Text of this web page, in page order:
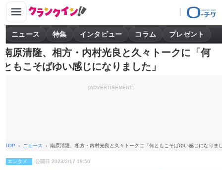
ニュース 特集 インタビュー コラム プレゼント
南原清隆、相方・内村光良と久々トークに「何
ともこそばゆい感じになりました」
[ADVERTISEMENT]
TOP ニュース 南原清隆、相方・内村光良と久々トークに「何ともこそばゆい感じになりま
エンタメ 公開日 2023/2/17 19:50